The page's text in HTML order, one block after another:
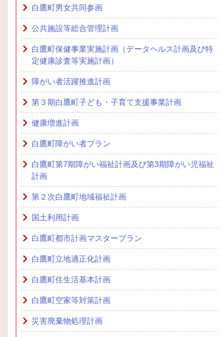
白鷹町男女共同参画
公共施設等総合管理計画
白鷹町保健事業実施計画（データヘルス計画及び特
定健康診査等実施計画）
障がい者活躍推進計画
第３期白鷹町子ども・子育て支援事業計画
健康増進計画
白鷹町障がい者プラン
白鷹町第7期障がい福祉計画及び第3期障がい児福祉
計画
第２次白鷹町地域福祉計画
国土利用計画
白鷹町都市計画マスタープラン
白鷹町立地適正化計画
白鷹町住生活基本計画
白鷹町空家等対策計画
災害廃棄物処理計画